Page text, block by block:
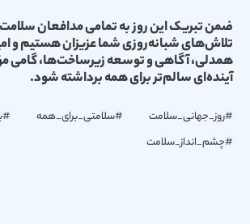
ضمن تبریک این روز به تمامی مدافعان
تلاش‌های شبانه‌روزی شما عزیزان هستیم و
همدلی، آگاهی و توسعه‌ زیرساخت‌ها، گامی
آینده‌ای سالم‌تر برای همه برداشته شود.
#روز_جهانی_سلامت #سلامتی_برای_همه
#چشم_انداز_سلامت